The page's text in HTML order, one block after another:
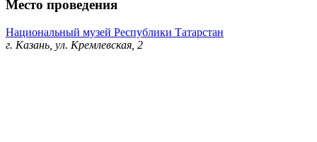
Место проведения
Национальный музей Республики Татарстан
г. Казань, ул. Кремлевская, 2